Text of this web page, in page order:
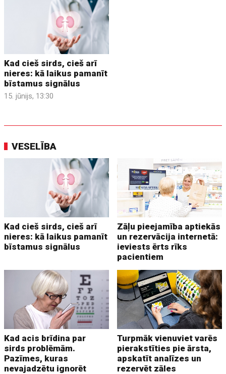
Kad cieš sirds, cieš arī
nieres: kā laikus pamanīt
bīstamus signālus
15. jūnijs, 13:30
VESELĪBA
Kad cieš sirds, cieš arī
nieres: kā laikus pamanīt
bīstamus signālus
Zāļu pieejamība aptiekās
un rezervācija internetā:
ieviests ērts rīks
pacientiem
Kad acis brīdina par
sirds problēmām.
Pazīmes, kuras
nevajadzētu ignorēt
Turpmāk vienuviet varēs
pierakstīties pie ārsta,
apskatīt analīzes un
rezervēt zāles